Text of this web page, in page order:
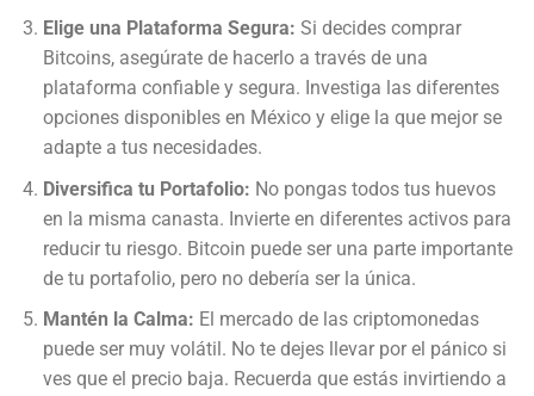
Elige una Plataforma Segura: Si decides comprar
Bitcoins, asegúrate de hacerlo a través de una
plataforma confiable y segura. Investiga las diferentes
opciones disponibles en México y elige la que mejor se
adapte a tus necesidades.
Diversifica tu Portafolio: No pongas todos tus huevos
en la misma canasta. Invierte en diferentes activos para
reducir tu riesgo. Bitcoin puede ser una parte importante
de tu portafolio, pero no debería ser la única.
Mantén la Calma: El mercado de las criptomonedas
puede ser muy volátil. No te dejes llevar por el pánico si
ves que el precio baja. Recuerda que estás invirtiendo a